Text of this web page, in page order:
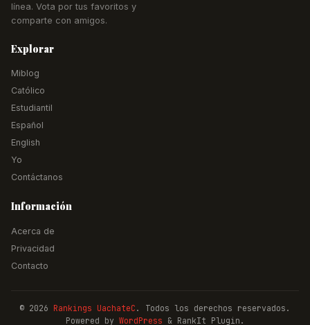
línea. Vota por tus favoritos y
comparte con amigos.
Explorar
Miblog
Católico
Estudiantil
Español
English
Yo
Contáctanos
Información
Acerca de
Privacidad
Contacto
© 2026 Rankings UachateC . Todos los derechos reservados.
Powered by WordPress & RankIt Plugin.